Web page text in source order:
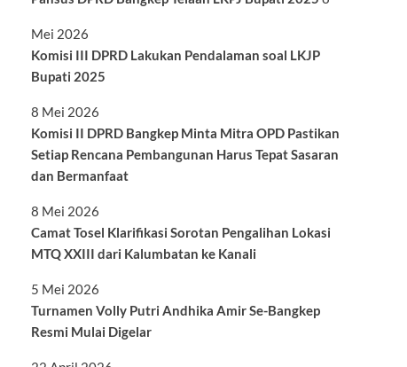
Mei 2026
Komisi III DPRD Lakukan Pendalaman soal LKJP
Bupati 2025
8 Mei 2026
Komisi II DPRD Bangkep Minta Mitra OPD Pastikan
Setiap Rencana Pembangunan Harus Tepat Sasaran
dan Bermanfaat
8 Mei 2026
Camat Tosel Klarifikasi Sorotan Pengalihan Lokasi
MTQ XXIII dari Kalumbatan ke Kanali
5 Mei 2026
Turnamen Volly Putri Andhika Amir Se-Bangkep
Resmi Mulai Digelar